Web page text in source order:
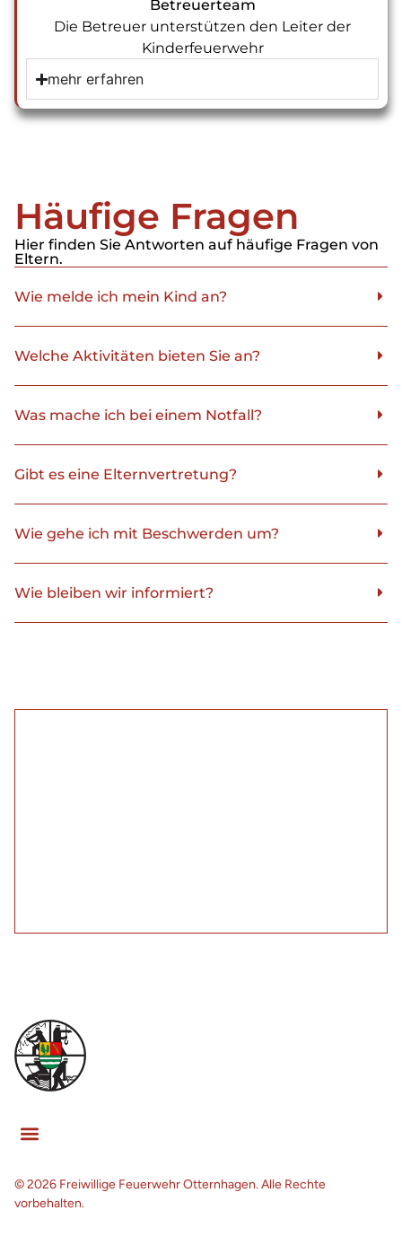
Betreuerteam
Die Betreuer unterstützen den Leiter der
Kinderfeuerwehr
mehr erfahren
Häufige Fragen
Hier finden Sie Antworten auf häufige Fragen von
Eltern.
Wie melde ich mein Kind an?
Welche Aktivitäten bieten Sie an?
Was mache ich bei einem Notfall?
Gibt es eine Elternvertretung?
Wie gehe ich mit Beschwerden um?
Wie bleiben wir informiert?
© 2026 Freiwillige Feuerwehr Otternhagen. Alle Rechte
vorbehalten.